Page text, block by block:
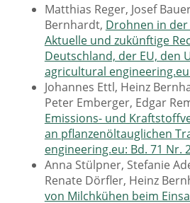
Matthias Reger, Josef
Bernhardt, Drohnen in
Aktuelle und zukünftige
Deutschland, der EU, den
agricultural
Johannes Ettl, Heinz
Peter Emberger, Edgar
Emissions- und
an pflanzenöltauglichen
engineering.eu: Bd. 71 Nr.
Anna Stülpner, Stefanie
Renate Dörfler, Heinz
von Milchkühen beim